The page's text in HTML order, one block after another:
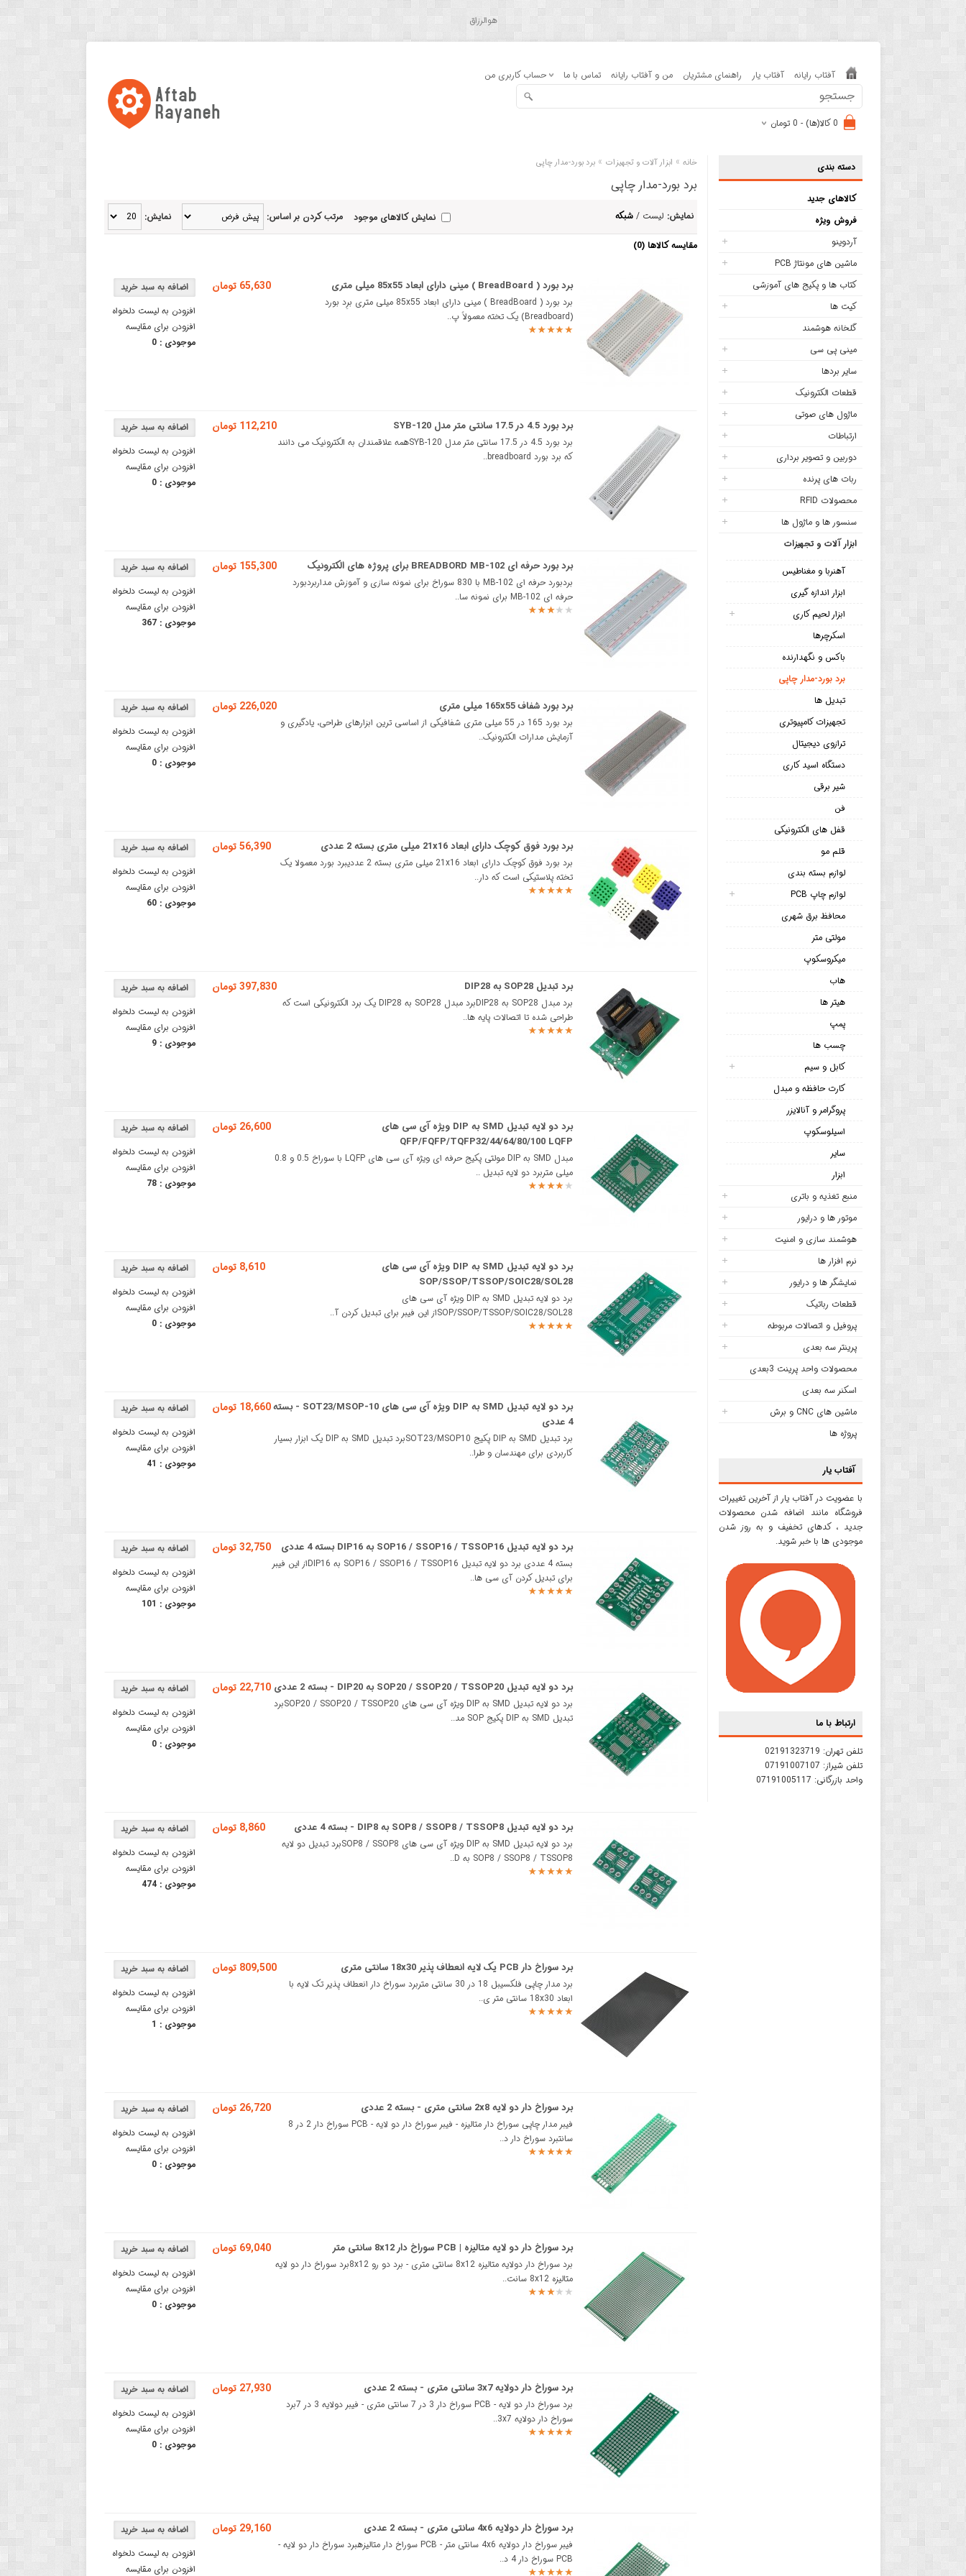
هوالرزاق
آفتاب رایانه آفتاب یار راهنمای مشتریان من و آفتاب رایانه تماس با ما حساب کاربری من
0 کالا(ها) - 0 تومان
دسته بندی
کالاهای جدید
فروش ویژه
آردوینو
ماشین های مونتاژ PCB
کتاب ها و پکیج های آموزشی
کیت ها
گلخانه هوشمند
مینی پی سی
سایر بردها
قطعات الکترونیک
ماژول های صوتی
ارتباطات
دوربین و تصویر برداری
ربات های پرنده
محصولات RFID
سنسور ها و ماژول ها
ابزار آلات و تجهیزات
آهنربا و مغناطیس
ابزار اندازه گیری
ابزار لحیم کاری
اسکرچرها
باکس و نگهدارنده
برد بورد-مدار چاپی
تبدیل ها
تجهیزات کامپیوتری
ترازوی دیجیتال
دستگاه اسید کاری
شیر برقی
فن
قفل های الکترونیکی
قلم مو
لوازم بسته بندی
لوازم چاپ PCB
محافظ برق شهری
مولتی متر
میکروسکوپ
هاب
هیتر ها
پمپ
چسب ها
کابل و سیم
کارت حافظه و مبدل
پروگرامر و آنالایزر
اسیلوسکوپ
سایر
ابزار
منبع تغذیه و باتری
موتور ها و درایور
هوشمند سازی و امنیت
نرم افزار ها
نمایشگر ها و درایور
قطعات رباتیک
پروفیل و اتصالات مربوطه
پرینتر سه بعدی
محصولات واحد پرینت 3بعدی
اسکنر سه بعدی
ماشین های CNC و برش
پروژه ها
آفتاب یار
با عضویت در آفتاب یار از آخرین تغییرات
فروشگاه مانند اضافه شدن محصولات
جدید ، کدهای تخفیف و به روز شدن
موجودی ها با خبر شوید.
ارتباط با ما
تلفن تهران: 02191323719
تلفن شیراز: 07191007107
واحد بازرگانی: 07191005117
خانه » ابزار آلات و تجهیزات »برد بورد-مدار چاپی
برد بورد-مدار چاپی
نمایش: لیست /شبکه نمایش: مرتب کردن بر اساس: نمایش کالاهای موجود
مقایسه کالاها (0)
افزودن به لیست دلخواه
افزودن برای مقایسه
موجودی :0
65,630 تومان برد بورد ( BreadBoard ) مینی دارای ابعاد 85x55 میلی متری
برد بورد ( BreadBoard ) مینی دارای ابعاد 85x55 میلی متری برِد بورد
(Breadboard) یک تخته معمولاً پ..
افزودن به لیست دلخواه
افزودن برای مقایسه
موجودی :0
112,210 تومان برد بورد 4.5 در 17.5 سانتی متر مدل SYB-120
برد بورد 4.5 در 17.5 سانتی متر مدل SYB-120همه علاقمندان به الکترونیک می دانند
که برد بورد breadboard..
افزودن به لیست دلخواه
افزودن برای مقایسه
موجودی :367
155,300 تومان برد بورد حرفه ای BREADBORD MB-102 برای پروژه های الکترونیک
بردبورد حرفه ای MB-102 با 830 سوراخ برای نمونه سازی و آموزش مداربردبورد
حرفه ای MB-102 برای نمونه سا..
افزودن به لیست دلخواه
افزودن برای مقایسه
موجودی :0
226,020 تومان برد بورد شفاف 165x55 میلی متری
برد بورد 165 در 55 میلی متری شفافیکی از اساسی ترین ابزارهای طراحی، یادگیری و
آزمایش مدارات الکترونیک..
افزودن به لیست دلخواه
افزودن برای مقایسه
موجودی :60
56,390 تومان برد بورد فوق کوچک دارای ابعاد 21x16 میلی متری بسته 2 عددی
برد بورد فوق کوچک دارای ابعاد 21x16 میلی متری بسته 2 عددیبرد بورد معمولا یک
تخته پلاستیکی است که دار..
افزودن به لیست دلخواه
افزودن برای مقایسه
موجودی :9
397,830 تومان برد تبدیل SOP28 به DIP28
برد مبدل SOP28 به DIP28برد مبدل SOP28 به DIP28 یک برد الکترونیکی است که
طراحی شده تا اتصالات پایه ها..
افزودن به لیست دلخواه
افزودن برای مقایسه
موجودی :78
26,600 تومان
برد دو لایه تبدیل SMD به DIP ویژه آی سی های
QFP/FQFP/TQFP32/44/64/80/100 LQFP
مبدل SMD به DIP مولتی پکیج حرفه ای ویژه آی سی های LQFP با سوراخ 0.5 و 0.8
میلی متربرد دو لایه تبدیل ..
افزودن به لیست دلخواه
افزودن برای مقایسه
موجودی :0
8,610 تومان
برد دو لایه تبدیل SMD به DIP ویژه آی سی های
SOP/SSOP/TSSOP/SOIC28/SOL28
برد دو لایه تبدیل SMD به DIP ویژه آی سی های
SOP/SSOP/TSSOP/SOIC28/SOL28از این فیبر برای تبدیل کردن آ..
افزودن به لیست دلخواه
افزودن برای مقایسه
موجودی : 41
18,660 تومانبرد دو لایه تبدیل SMD به DIP ویژه آی سی های SOT23/MSOP-10 - بسته
4 عددی
برد تبدیل SMD به DIP پکیج SOT23/MSOP10برد تبدیل SMD به DIP یک ابزار بسیار
کاربردی برای مهندسان و طرا..
افزودن به لیست دلخواه
افزودن برای مقایسه
موجودی : 101
32,750 تومان برد دو لایه تبدیل SOP16 / SSOP16 / TSSOP16 به DIP16 بسته 4 عددی
بسته 4 عددی برد دو لایه تبدیل SOP16 / SSOP16 / TSSOP16 به DIP16از این فیبر
برای تبدیل کردن آی سی ها..
افزودن به لیست دلخواه
افزودن برای مقایسه
موجودی :0
22,710 تومان برد دو لایه تبدیل SOP20 / SSOP20 / TSSOP20 به DIP20 - بسته 2 عددی
برد دو لایه تبدیل SMD به DIP ویژه آی سی های SOP20 / SSOP20 / TSSOP20برد
تبدیل SMD به DIP پکیج SOP مد..
افزودن به لیست دلخواه
افزودن برای مقایسه
موجودی :474
8,860 تومان برد دو لایه تبدیل SOP8 / SSOP8 / TSSOP8 به DIP8 - بسته 4 عددی
برد دو لایه تبدیل SMD به DIP ویژه آی سی های SOP8 / SSOP8برد تبدیل دو لایه
SOP8 / SSOP8 / TSSOP8 به D..
افزودن به لیست دلخواه
افزودن برای مقایسه
موجودی : 1
809,500 تومان برد سوراخ دار PCB یک لایه انعطاف پذیر 18x30 سانتی متری
برد مدار چاپی فلکسیبل 18 در 30 سانتی متربرد سوراخ دار انعطاف پذیر تک لایه با
ابعاد 18x30 سانتی متر ی..
افزودن به لیست دلخواه
افزودن برای مقایسه
موجودی :0
26,720 تومان برد سوراخ دار دو لایه 2x8 سانتی متری - بسته 2 عددی
فیبر مدار چاپی سوراخ دار متالیزه - فیبر سوراخ دار دو لایه - PCB سوراخ دار 2 در 8
سانتبرد سوراخ دار د..
افزودن به لیست دلخواه
افزودن برای مقایسه
موجودی :0
69,040 تومان برد سوراخ دار دو لایه متالیزه | PCB سوراخ دار 8x12 سانتی متر
برد سوراخ دار دولایه متالیزه 8x12 سانتی متری - برد دو رو 8x12برد سوراخ دار دو لایه
متالیزه 8x12 سانت..
افزودن به لیست دلخواه
افزودن برای مقایسه
موجودی :0
27,930 تومان برد سوراخ دار دولایه 3x7 سانتی متری - بسته 2 عددی
برد سوراخ دار دو لایه - PCB سوراخ دار 3 در 7 سانتی متری - فیبر دولایه 3 در 7برد
سوراخ دار دولایه 3x7..
افزودن به لیست دلخواه
افزودن برای مقایسه
29,160 تومان برد سوراخ دار دولایه 4x6 سانتی متری - بسته 2 عددی
فیبر سوراخ دار دولایه 4x6 سانتی متر - PCB سوراخ دار متالیزهبرد سوراخ دار دو لایه -
PCB سوراخ دار 4 د..